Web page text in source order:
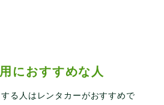
におすすめな人
る人はレンタカーがおすすめで